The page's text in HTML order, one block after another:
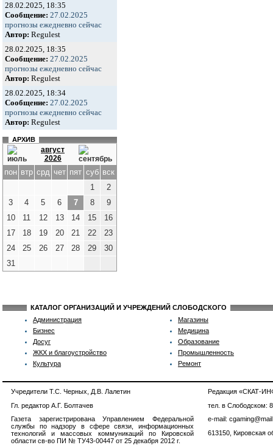
28.02.2025, 18:35
Сообщение: 27.02.2025
прогнозы ежедневно сейчас
Автор: Regulest
28.02.2025, 18:35
Сообщение: 27.02.2025
прогнозы ежедневно сейчас
Автор: Regulest
28.02.2025, 18:34
Сообщение: 27.02.2025
прогнозы ежедневно сейчас
Автор: Regulest
АРХИВ
август
2026
пон втр срд чет пят суб вск
1
2
3
4 5 6 7 8
9
10
11 12 13 14 15
16
17
18 19 20 21 22
23
24
25 26 27 28 29
30
31
КАТАЛОГ ОРГАНИЗАЦИЙ И УЧРЕЖДЕНИЙ СЛОБОДСКОГО
Администрация
Бизнес
Досуг
ЖКХ и благоустройство
Культура
Магазины
Медицина
Образование
Промышленность
Ремонт
Учредители Т.С. Черных, Д.В. Лалетин
Гл. редактор А.Г. Болтачев
Газета зарегистрирована Управлением Федеральной
службы по надзору в сфере связи, информационных
технологий и массовых коммуникаций по Кировской
области св-во ПИ № ТУ43-00447 от 25 декабря 2012 г.
Редакция «СКАТ-
тел. в Слободском:
e-mail:
613150, Кировская